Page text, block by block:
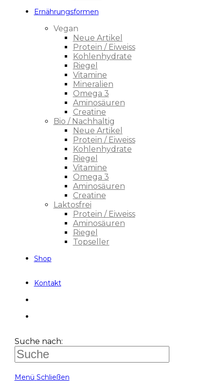
Ernährungsformen
Vegan
Neue Artikel
Protein / Eiweiss
Kohlenhydrate
Riegel
Vitamine
Mineralien
Omega 3
Aminosäuren
Creatine
Bio / Nachhaltig
Neue Artikel
Protein / Eiweiss
Kohlenhydrate
Riegel
Vitamine
Omega 3
Aminosäuren
Creatine
Laktosfrei
Protein / Eiweiss
Aminosäuren
Riegel
Topseller
Shop
Kontakt
Suche nach:
Menü Schließen